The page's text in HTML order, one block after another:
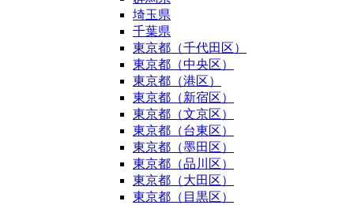
埼玉県
千葉県
東京都（千代田区）
東京都（中央区）
東京都（港区）
東京都（新宿区）
東京都（文京区）
東京都（台東区）
東京都（墨田区）
東京都（品川区）
東京都（大田区）
東京都（目黒区）